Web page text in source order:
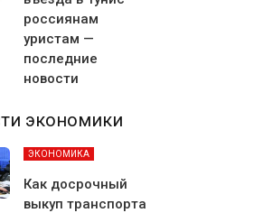
россиянам
уристам —
последние
новости
экономики
ЭКОНОМИКА
Как досрочный
выкуп транспорта